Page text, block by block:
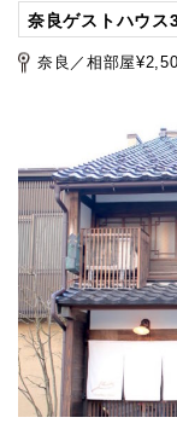
奈良ゲストハウス
奈良／相部屋